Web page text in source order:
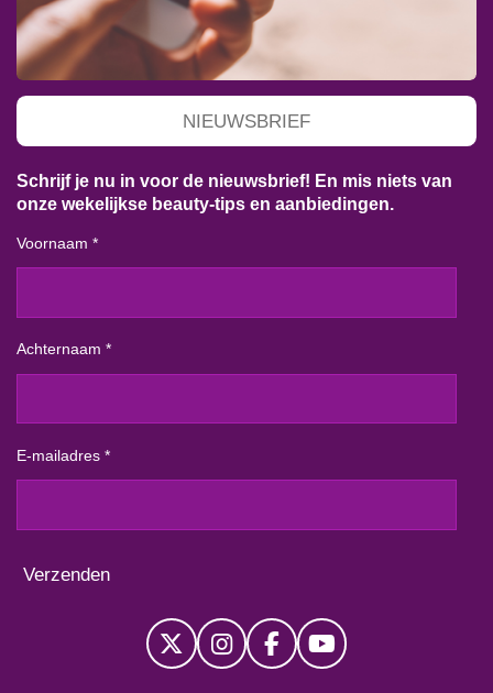
NIEUWSBRIEF
Schrijf je nu in voor de nieuwsbrief! En mis niets van
onze wekelijkse beauty-tips en aanbiedingen.
Voornaam *
Achternaam *
E-mailadres *
Verzenden
X
I
n
F
a
Y
o